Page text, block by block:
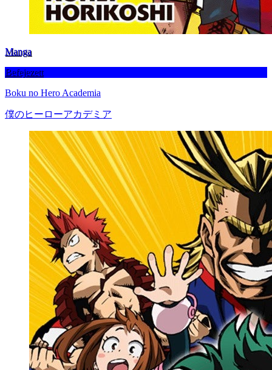
Manga
Befejezett
Boku no Hero Academia
僕のヒーローアカデミア